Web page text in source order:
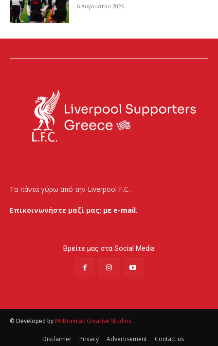
6 Αυγούστου 2026
Τα πάντα γύρω από την Liverpool F.C.
Επικοινωνήστε μαζί μας: με e-mail.
Βρείτε μας στα Social Media
© Developed by MrBrainiac Creative Studios
Disclaimer Privacy Advertisement Contact us